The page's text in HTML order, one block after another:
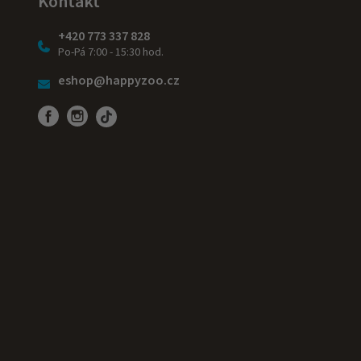
+420 773 337 828
Po-Pá 7:00 - 15:30 hod.
eshop@happyzoo.cz